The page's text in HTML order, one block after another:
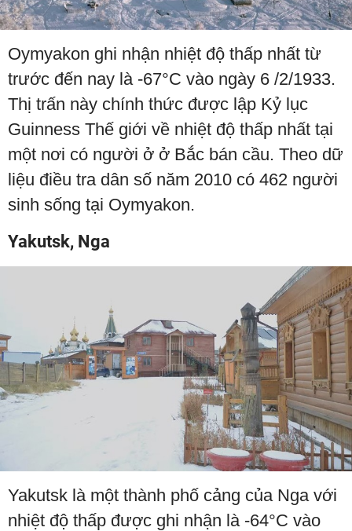
Oymyakon ghi nhận nhiệt độ thấp nhất từ
trước đến nay là -67°C vào ngày 6 /2/1933.
Thị trấn này chính thức được lập Kỷ lục
Guinness Thế giới về nhiệt độ thấp nhất tại
một nơi có người ở ở Bắc bán cầu. Theo dữ
liệu điều tra dân số năm 2010 có 462 người
sinh sống tại Oymyakon.
Yakutsk, Nga
Yakutsk là một thành phố cảng của Nga với
nhiệt độ thấp được ghi nhận là -64°C vào